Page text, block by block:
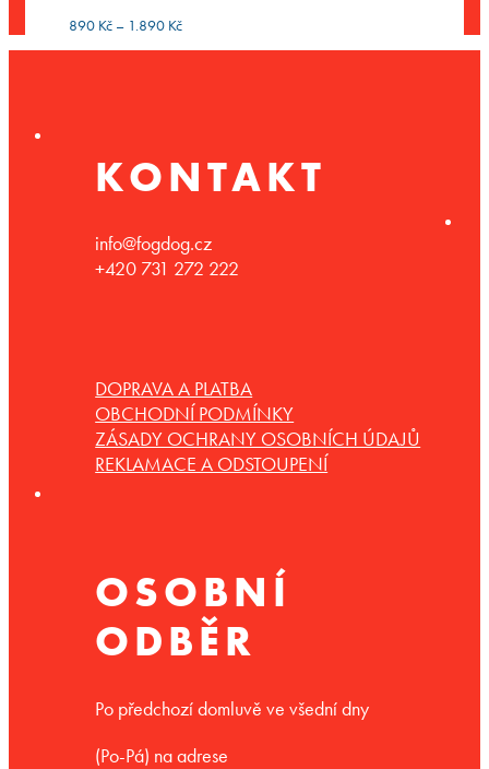
890 Kč – 1.890 KčRozpětí
KONTAKT
info@fogdog.cz
+420 731 272 222
DOPRAVA A PLATBA
OBCHODNÍ PODMÍNKY
ZÁSADY OCHRANY OSOBNÍCH ÚDAJŮ
REKLAMACE A ODSTOUPENÍ
OSOBNÍ
ODBĚR
Po předchozí domluvě ve všední dny
(Po-Pá) na adrese